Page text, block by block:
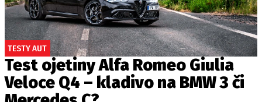
TESTY AUT
Test ojetiny Alfa Romeo Giulia
Veloce Q4 – kladivo na BMW 3 či